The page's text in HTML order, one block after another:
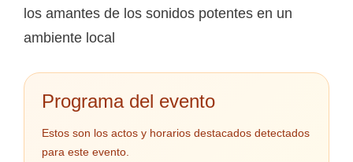
los amantes de los sonidos potentes en un
ambiente local
Programa del evento
Estos son los actos y horarios destacados detectados
para este evento.